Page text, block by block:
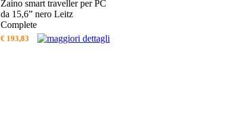
Zaino smart traveller per PC
da 15,6” nero Leitz
Complete
€ 193,83